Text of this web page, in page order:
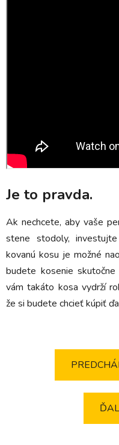
Je to pravda.
Ak nechcete, aby vaše
stene stodoly,
kovanú kosu je možné
budete kosenie
vám takáto kosa vydrží
že si budete chcieť kúpiť